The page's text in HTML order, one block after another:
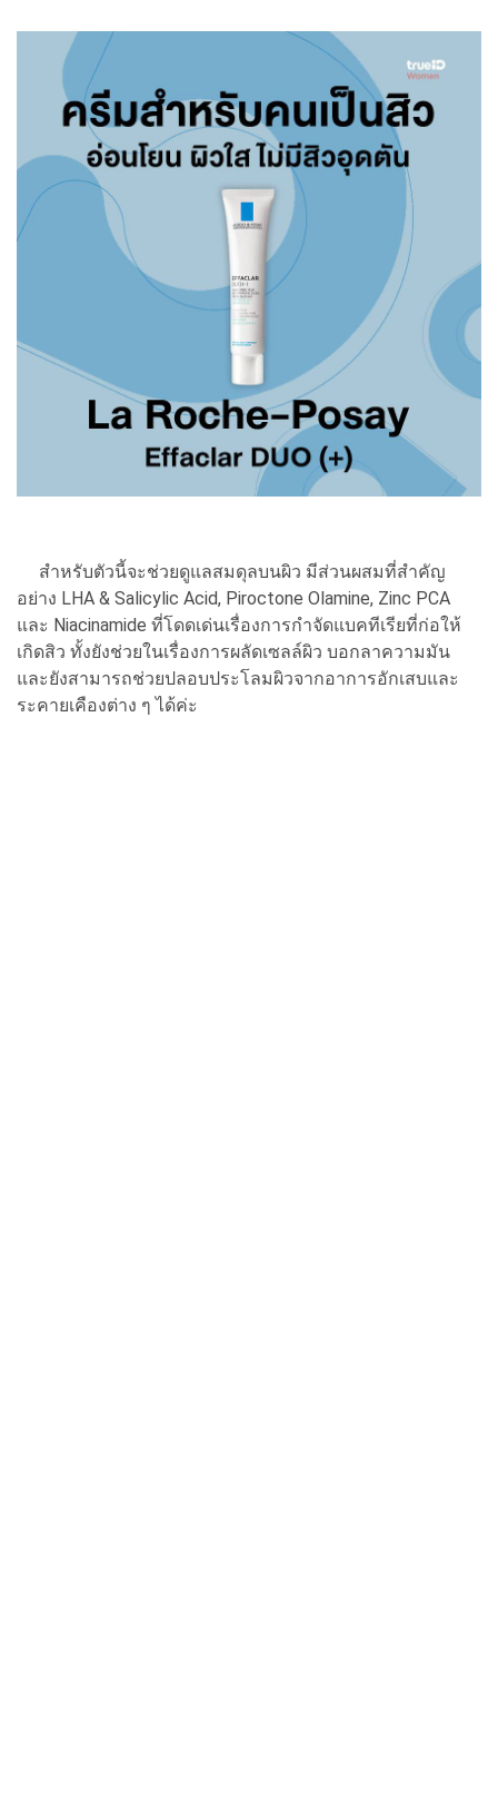
สำหรับตัวนี้จะช่วยดูแลสมดุลบนผิว มีส่วนผสมที่สำคัญ
อย่าง LHA & Salicylic Acid, Piroctone Olamine, Zinc PCA
และ Niacinamide ที่โดดเด่นเรื่องการกำจัดแบคทีเรียที่ก่อให้
เกิดสิว ทั้งยังช่วยในเรื่องการผลัดเซลล์ผิว บอกลาความมัน
และยังสามารถช่วยปลอบประโลมผิวจากอาการอักเสบและ
ระคายเคืองต่าง ๆ ได้ค่ะ